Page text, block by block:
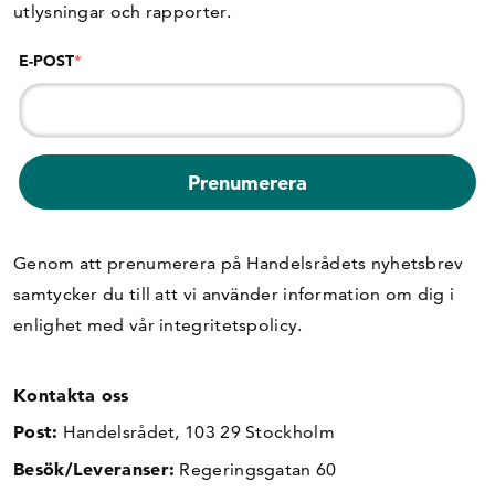
utlysningar och rapporter.
E-POST*
Genom att prenumerera på Handelsrådets nyhetsbrev
samtycker du till att vi använder information om dig i
enlighet med vår integritetspolicy.
Kontakta oss
Post: Handelsrådet, 103 29 Stockholm
Besök/Leveranser: Regeringsgatan 60